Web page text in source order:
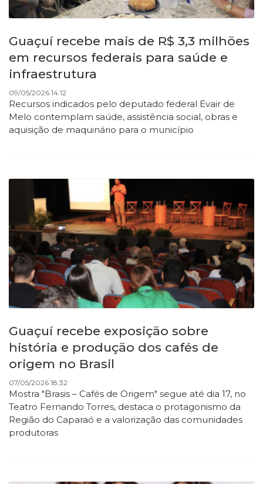
Guaçuí recebe mais de R$ 3,3 milhões
em recursos federais para saúde e
infraestrutura
09/05/2026 14:12
Recursos indicados pelo deputado federal Evair de
Melo contemplam saúde, assistência social, obras e
aquisição de maquinário para o município
Guaçuí recebe exposição sobre
história e produção dos cafés de
origem no Brasil
07/05/2026 18:32
Mostra "Brasis – Cafés de Origem" segue até dia 17, no
Teatro Fernando Torres, destaca o protagonismo da
Região do Caparaó e a valorização das comunidades
produtoras